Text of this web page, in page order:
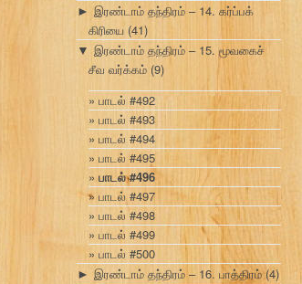
► இரண்டாம் தந்திரம் – 14. கர்ப்பக்
கிரியை (41)
▼ இரண்டாம் தந்திரம் – 15. மூவகைச்
சீவ வர்க்கம் (9)
பாடல் #492
பாடல் #493
பாடல் #494
பாடல் #495
பாடல் #496
பாடல் #497
பாடல் #498
பாடல் #499
பாடல் #500
► இரண்டாம் தந்திரம் – 16. பாத்திரம்(4)